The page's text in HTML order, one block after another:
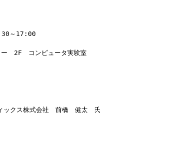
～17:00
　2F　コンピュータ実験室
株式会社　前橋　健太　氏